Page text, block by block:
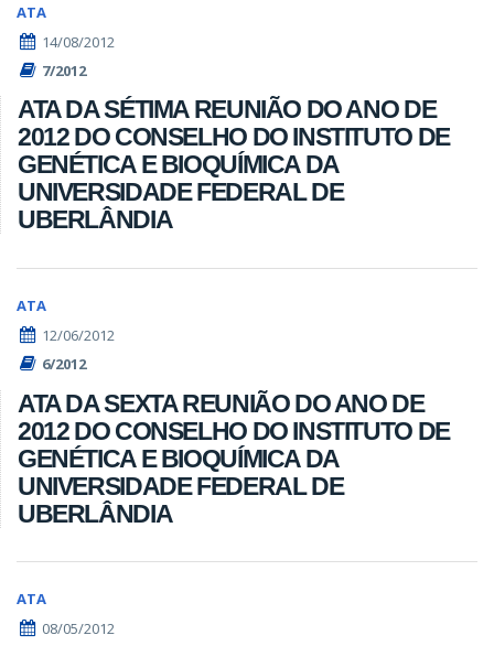
ATA
14/08/2012
7/2012
ATA DA SÉTIMA REUNIÃO DO ANO DE
2012 DO CONSELHO DO INSTITUTO DE
GENÉTICA E BIOQUÍMICA DA
UNIVERSIDADE FEDERAL DE
UBERLÂNDIA
ATA
12/06/2012
6/2012
ATA DA SEXTA REUNIÃO DO ANO DE
2012 DO CONSELHO DO INSTITUTO DE
GENÉTICA E BIOQUÍMICA DA
UNIVERSIDADE FEDERAL DE
UBERLÂNDIA
ATA
08/05/2012